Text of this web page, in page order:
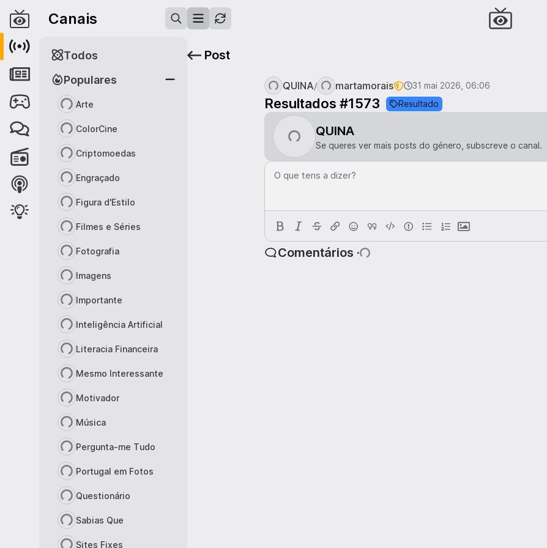
Canais
Populares
Arte
ColorCine
Criptomoedas
Engraçado
Figura d'Estilo
Filmes e Séries
Fotografia
Imagens
Importante
Inteligência Artificial
Literacia Financeira
Mesmo Interessante
Motivador
Música
Pergunta-me Tudo
Portugal em Fotos
Questionário
Sabias Que
Sites Fixes
Todos Post
QUINA/ martamorais 31 mai 2026, 06:06
Resultados #1573 Resultado
QUINA
Se queres ver mais posts do género, subscreve o canal.
O que tens a dizer?
Comentários ·